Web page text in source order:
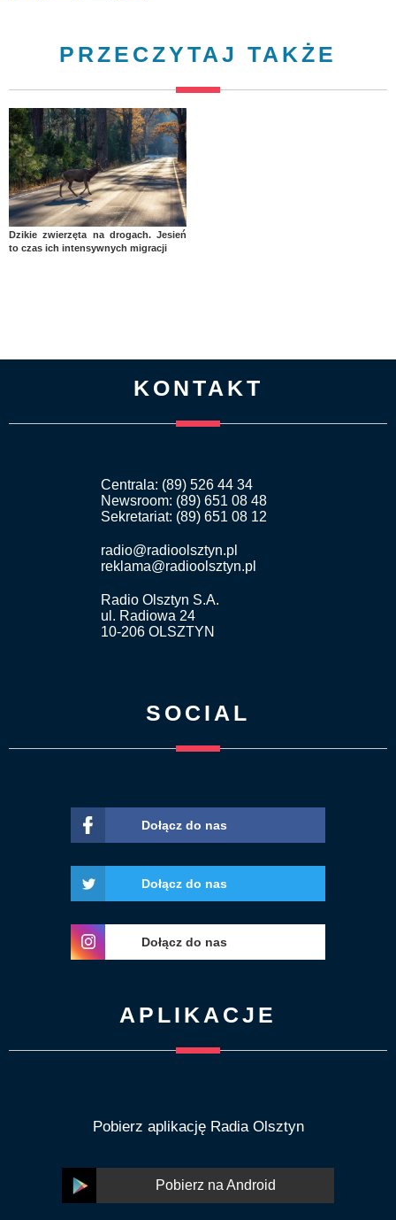
PRZECZYTAJ TAKŻE
Dzikie zwierzęta na drogach. Jesień
to czas ich intensywnych migracji
KONTAKT
Centrala: (89) 526 44 34
Newsroom: (89) 651 08 48
Sekretariat: (89) 651 08 12
radio@radioolsztyn.pl
reklama@radioolsztyn.pl
Radio Olsztyn S.A.
ul. Radiowa 24
10-206 OLSZTYN
SOCIAL
Dołącz do nas
Dołącz do nas
Dołącz do nas
APLIKACJE
Pobierz aplikację Radia Olsztyn
Pobierz na Android